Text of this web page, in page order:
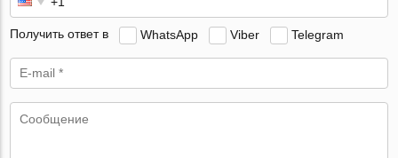
Получить ответ в WhatsApp Viber Telegram